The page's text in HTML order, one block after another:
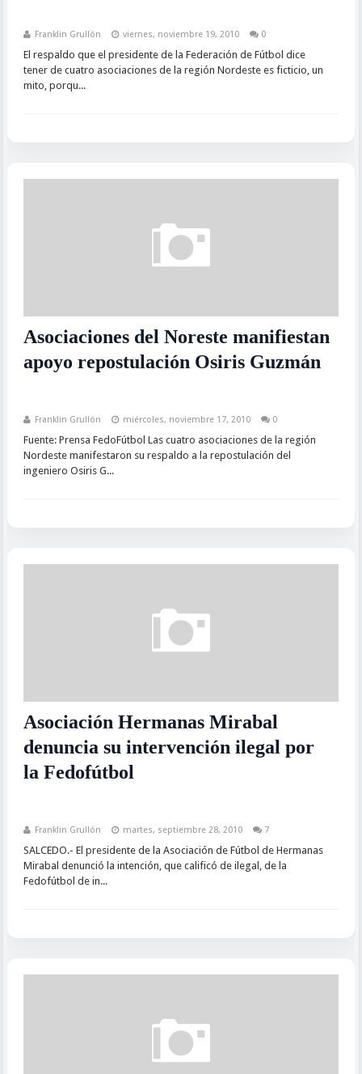
Franklin Grullón viernes, noviembre 19, 2010 0
El respaldo que el presidente de la Federación de Fútbol dice
tener de cuatro asociaciones de la región Nordeste es ficticio, un
mito, porqu...
Asociaciones del Noreste manifiestan
apoyo repostulación Osiris Guzmán
Franklin Grullón miércoles, noviembre 17, 2010 0
Fuente: Prensa FedoFútbol Las cuatro asociaciones de la región
Nordeste manifestaron su respaldo a la repostulación del
ingeniero Osiris G...
Asociación Hermanas Mirabal
denuncia su intervención ilegal por
la Fedofútbol
Franklin Grullón martes, septiembre 28, 2010 7
SALCEDO.- El presidente de la Asociación de Fútbol de Hermanas
Mirabal denunció la intención, que calificó de ilegal, de la
Fedofútbol de in...